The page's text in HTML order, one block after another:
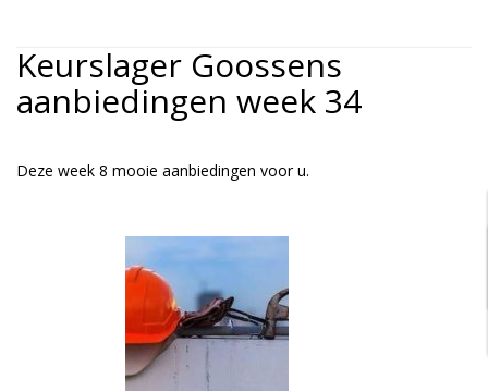
Keurslager Goossens
aanbiedingen week 34
Deze week 8 mooie aanbiedingen voor u.